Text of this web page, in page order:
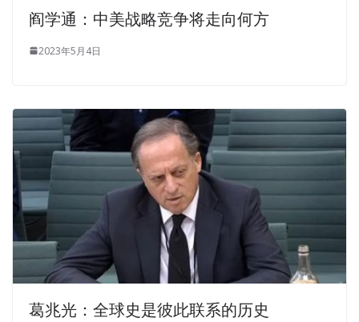
阎学通：中美战略竞争将走向何方
2023年5月4日
葛兆光：全球史是彼此联系的历史